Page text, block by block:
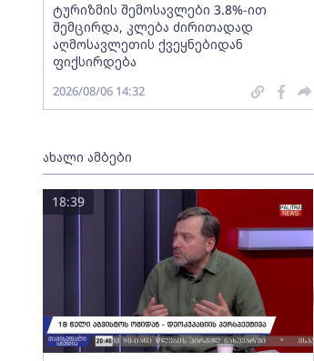
ტურიზმის შემოსავლები 3.8%-ით
შემცირდა, კლება ძირითადად
აღმოსავლეთის ქვეყნებიდან
ფიქსირდება
2026/08/06 14:32
ახალი ამბები
18:39